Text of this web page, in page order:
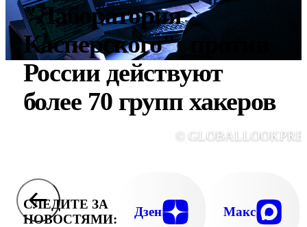
"Лаборатория
Касперского": против
России действуют
более 70 групп хакеров
©
СЛЕДИТЕ ЗА
НОВОСТЯМИ:
Дзен Макс